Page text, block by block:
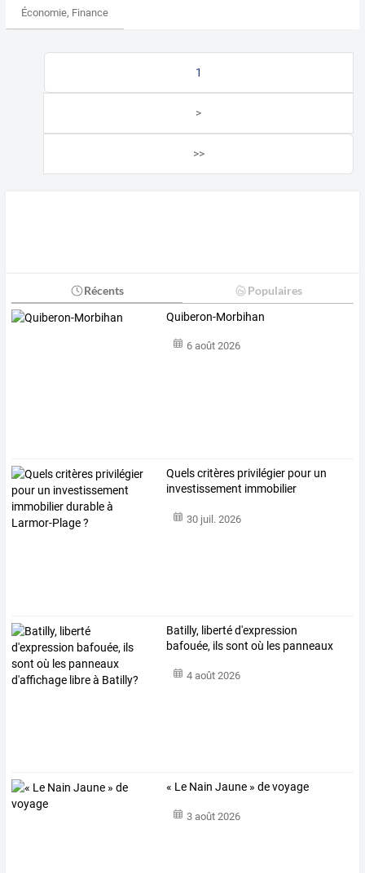
Économie, Finance & Droit
1
>
>>
Récents Populaires
Quiberon-Morbihan
6 août 2026
Quelscritères privilégier pour un
investissement immobilier
30 juil. 2026
Batilly, libertéd'expression
bafouée, ilssont où les panneaux
4 août 2026
« Le Nain Jaune » de voyage
3 août 2026